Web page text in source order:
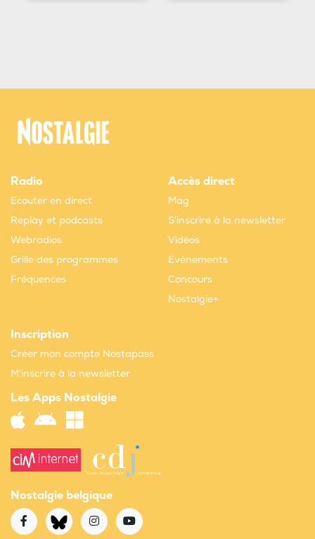
Radio
Ecouter en direct
Replay et podcasts
Webradios
Grille des programmes
Fréquences
Accès direct
Mag
S'inscrire à la newsletter
Vidéos
Evènements
Concours
Nostalgie+
Inscription
Créer mon compte Nostapass
M'inscrire à la newsletter
Les Apps Nostalgie
Nostalgie belgique